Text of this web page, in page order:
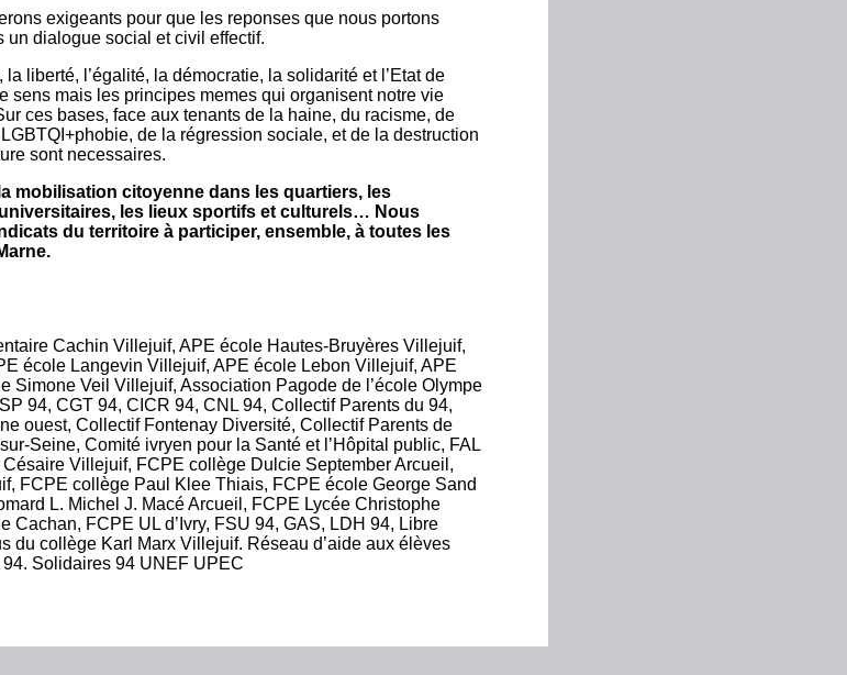
exigeants pour que les reponses que nous portons
un dialogue social et civil effectif.
liberté, l’égalité, la démocratie, la solidarité et l’Etat de
sens mais les principes memes qui organisent notre vie
ces bases, face aux tenants de la haine, du racisme, de
de la régression sociale, et de la destruction
sont necessaires.
mobilisation citoyenne dans les quartiers, les
les lieux sportifs et culturels… Nous
du territoire à participer, ensemble, à toutes les
Cachin Villejuif, APE école Hautes-Bruyères Villejuif,
école Langevin Villejuif, APE école Lebon Villejuif, APE
Simone Veil Villejuif, Association Pagode de l’école Olympe
94, CGT 94, CICR 94, CNL 94, Collectif Parents du 94,
ouest, Collectif Fontenay Diversité, Collectif Parents de
Seine, Comité ivryen pour la Santé et l’Hôpital public, FAL
Villejuif, FCPE collège Dulcie September Arcueil,
FCPE collège Paul Klee Thiais, FCPE école George Sand
L. Michel J. Macé Arcueil, FCPE Lycée Christophe
Cachan, FCPE UL d’Ivry, FSU 94, GAS, LDH 94, Libre
du collège Karl Marx Villejuif. Réseau d’aide aux élèves
Solidaires 94 UNEF UPEC